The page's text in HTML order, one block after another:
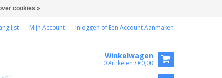
Mijn Account Inloggen of Een Account Aanmaken
Winkelwagen
0 Artikelen / €0,00
cookies »